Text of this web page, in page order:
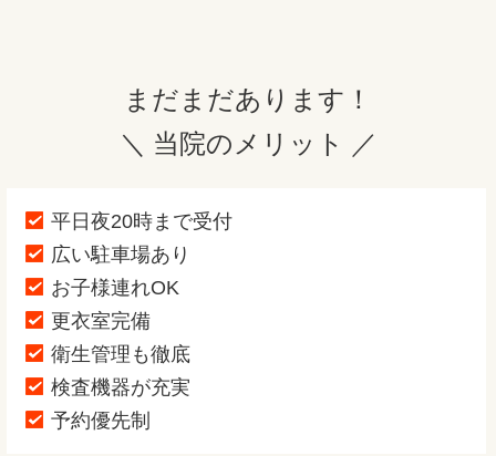
まだまだあります！
＼ 当院のメリット ／
平日夜20時まで受付
広い駐車場あり
お子様連れOK
更衣室完備
衛生管理も徹底
検査機器が充実
予約優先制